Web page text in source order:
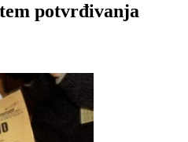
potvrđivanja